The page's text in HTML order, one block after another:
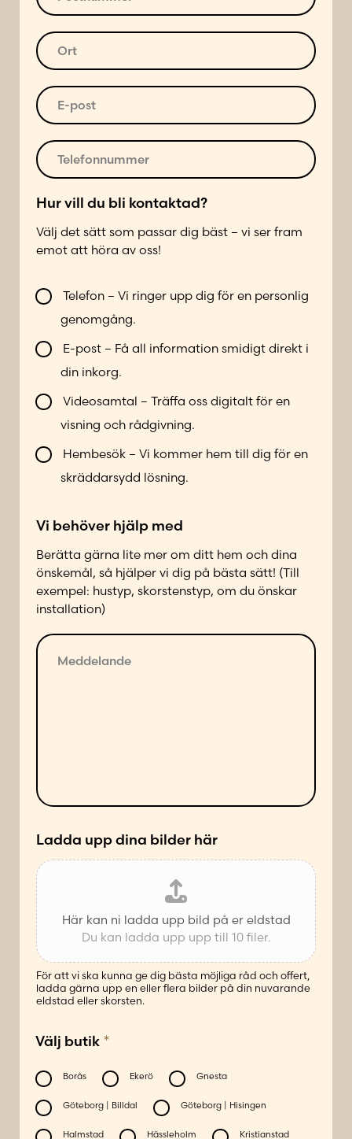
a
r
e
s
*
o
t
n
m
m
r
*
O
r
*
E
-
o
s
*
T
e
e
o
n
u
e
Hur vill du bli kontaktad?
Välj det sätt som passar dig bäst – vi ser fram
emot att höra av oss!
V
i
l
b
i
n
t
d
p
å
f
ö
l
t
*
Telefon – Vi ringer upp dig för en personlig
genomgång.
E-post – Få all information smidigt direkt i
din inkorg.
Videosamtal – Träffa oss digitalt för en
visning och rådgivning.
Hembesök – Vi kommer hem till dig för en
skräddarsydd lösning.
Vi behöver hjälp med
Berätta gärna lite mer om ditt hem och dina
önskemål, så hjälper vi dig på bästa sätt! (Till
exempel: hustyp, skorstenstyp, om du önskar
installation)
M
d
e
Ladda upp dina bilder här
Här kan ni ladda upp bild på er eldstad
Du kan ladda upp upp till 10 filer.
För att vi ska kunna ge dig bästa möjliga råd och offert,
ladda gärna upp en eller flera bilder på din nuvarande
eldstad eller skorsten.
Välj butik *
Borås Ekerö Gnesta
Göteborg | Billdal Göteborg | Hisingen
Halmstad Hässleholm Kristianstad